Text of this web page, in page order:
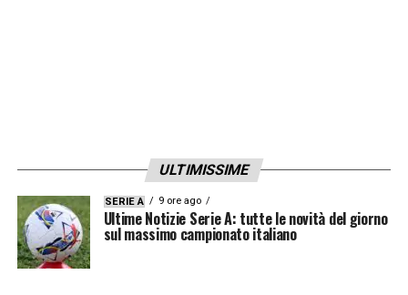
ULTIMISSIME
SERIE A 9 ore ago
Ultime Notizie Serie A: tutte le novità del giorno
sul massimo campionato italiano